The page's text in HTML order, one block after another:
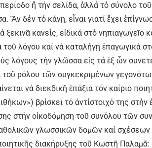
ἤ τήν σελίδα, ἀλλά τό σύνολο
Ἄν δέν τό κάνῃ, εἶναι γιατί ἔχει
ξεκινᾶ κανείς, εἰδικά στό
τοῦ λόγου καί νά καταλήγῃ ἐπαγωγικά
λόγους τήν γλῶσσα εἰς τά ἐξ ὧν
τοῦ ρόλου τῶν συγκεκριμένων
νά διεκδικῆ ἐπάξια τόν καίριο
βρίσκει τό ἀντίστοιχό της
στήν οἰκοδόμηση τοῦ συνόλου τῶν
γλωσ­σικῶν δομῶν καί σχέσεων
διακήρυξης τοῦ Κωστῆ